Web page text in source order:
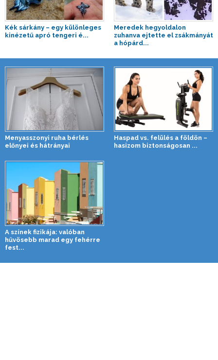
Kék sárkány – egy különleges
kinézetű apró tengeri é...
Meredek hegyoldalon
zuhanva ejtette el zsákmányát
a hópárd...
Menyasszonyi ruha bérlés
előnyei és hátrányai
Haspad vs. felülés a földön –
hasizom biztonságosan ...
A színek fizikája: valóban
hűvösebb marad egy fehérre
fest...